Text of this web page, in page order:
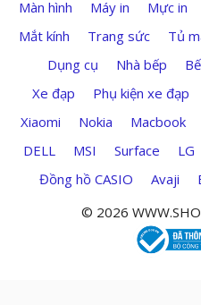
Màn hình Máy in Mực in
Mắt kính
Trang sức Tủ
Dụng cụ
Nhà bếp
Xe đạp
Phụ kiện xe đạp
Xiaomi
Nokia Macbook
DELL
MSI Surface LG
Đồng hồ CASIO
Avaji
© 2026